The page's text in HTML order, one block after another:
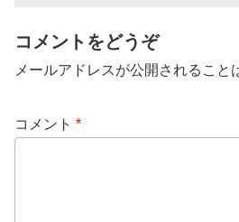
コメントをどうぞ
メールアドレスが公開されること
コメント *